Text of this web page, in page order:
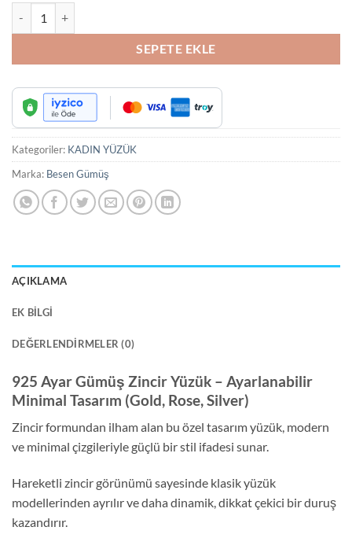
SEPETE EKLE
Kategoriler: KADIN YÜZÜK
Marka: Besen Gümüş
AÇIKLAMA
EK BILGI
DEĞERLENDIRMELER (0)
925 Ayar Gümüş Zincir Yüzük – Ayarlanabilir
Minimal Tasarım (Gold, Rose, Silver)
Zincir formundan ilham alan bu özel tasarım yüzük, modern
ve minimal çizgileriyle güçlü bir stil ifadesi sunar.
Hareketli zincir görünümü sayesinde klasik yüzük
modellerinden ayrılır ve daha dinamik, dikkat çekici bir duruş
kazandırır.